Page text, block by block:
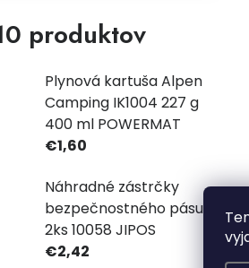
produktov
Plynová kartuša Alpen
Camping IK1004 227 g
400 ml POWERMAT
€1,60
Náhradné zástrčky
bezpečnostného pásu
2ks 10058 JIPOS
€2,42